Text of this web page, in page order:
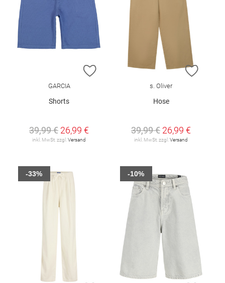
ZUR WUNSCHLISTE HINZUFÜGEN
GARCIA
Shorts
39,99 € 26,99 €
inkl. MwSt. zzgl. Versand
ZUR
s. Oliver
Hose
39,99 € 26,99 €
inkl. MwSt. zzgl. Versand
-33% -10%